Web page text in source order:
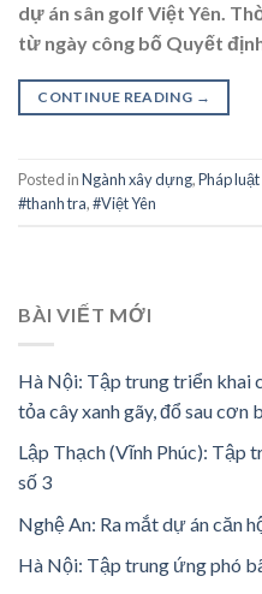
dự án sân golf Việt Yên.
từ ngày công bố Quyết
CONTINUE READING →
Posted inNgành xây dựng,Pháp luật
#thanh tra,#Việt Yên
BÀI VIẾT MỚI
Hà Nội: Tập trung triển khai
tỏa cây xanh gãy, đổ sau cơn
Lập Thạch (Vĩnh Phúc): Tập
số 3
Nghệ An: Ra mắt dự án căn
Hà Nội: Tập trung ứng phó